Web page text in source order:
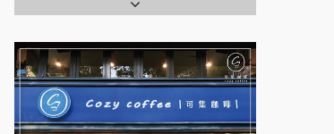
全家加盟說明會
台灣G湯加盟說明會
彭富貴加盟說明會
七盞茶加盟說明會
拉亞漢堡加盟說明會
杜芳子古味茶鋪加盟說明會